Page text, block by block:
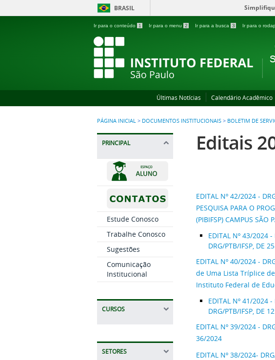
BRASIL
Ir para o conteúdo 1 Ir para o menu 2 Ir para a busca 3 Ir para o
Últimas Notícias Calendário Acadêmico
PÁGINA INICIAL > DOCUMENTOS INSTITUCIONAIS > BOLETIM DE
PRINCIPAL
Estude Conosco
Trabalhe Conosco
Sugestões
Comunicação
Institucional
CURSOS
SETORES
Editais
EDITAL Nº 42/2024 -
PESQUISA PARA O
(PIBIFSP) CAMPUS SÃO
EDITAL Nº 43/2024
DRG/PTB/IFSP, DE
EDITAL Nº 40/2024 -
de Uma Lista Tríplice
Instituto Federal de
EDITAL Nº 41/2024
DRG/PTB/IFSP, DE
EDITAL Nº 39/2024 -
36/2024
EDITAL Nº 38/2024-